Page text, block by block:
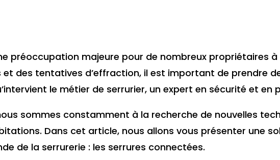
préoccupation majeure pour de nombreux propriétaires à
des tentatives d’effraction, il est important de prendre
le métier de serrurier, un expert en sécurité et en
sommes constamment à la recherche de nouvelles
Dans cet article, nous allons vous présenter une
de la serrurerie : les serrures connectées.